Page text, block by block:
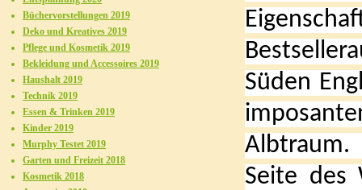
Süden
Albtraum.
Seite des
Büchervorstellungen 2019
Deko und Kreatives 2019
Pflege und Kosmetik 2019
Bekleidung und Accessoires 2019
Haushalt 2019
Technik 2019
Essen & Trinken 2019
Kinder 2019
Murphy Testet 2019
Garten und Freizeit 2018
Kosmetik 2018